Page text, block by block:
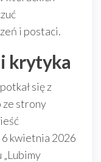
i postaci.
krytyka
się z
ze strony
6 kwietnia 2026
„Lubimy